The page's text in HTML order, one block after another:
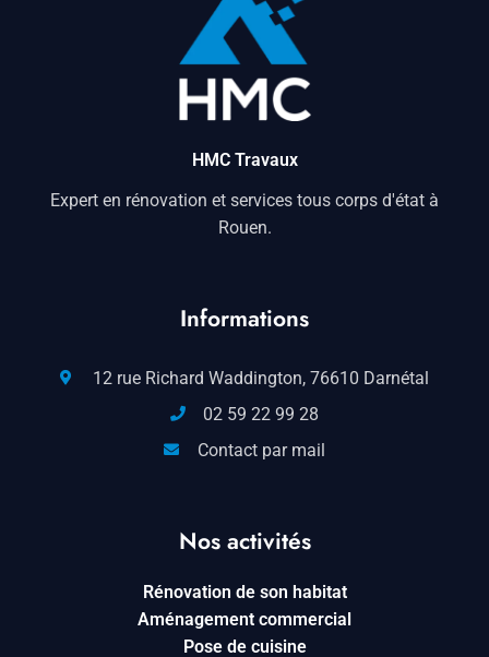
HMC Travaux
Expert en rénovation et services tous corps d'état à
Rouen.
Informations
12 rue Richard Waddington, 76610 Darnétal
02 59 22 99 28
Contact par mail
Nos activités
Rénovation de son habitat
Aménagement commercial
Pose de cuisine